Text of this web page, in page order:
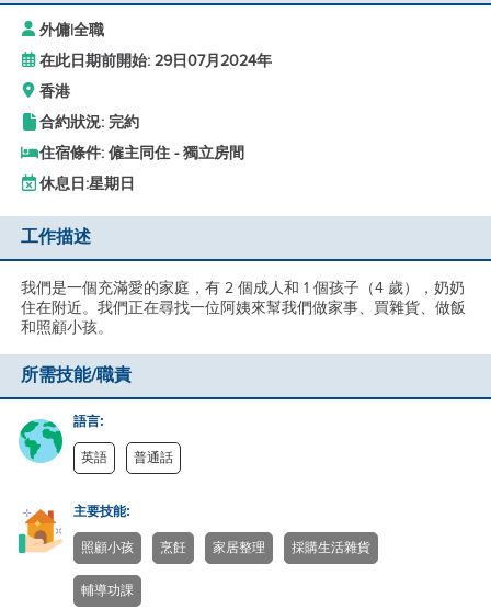
外傭|全職
在此日期前開始: 29日07月2024年
香港
合約狀況: 完約
住宿條件: 僱主同住 - 獨立房間
休息日:星期日
工作描述
我們是一個充滿愛的家庭，有 2 個成人和 1 個孩子（4 歲），奶奶
住在附近。我們正在尋找一位阿姨來幫我們做家事、買雜貨、做飯
和照顧小孩。
所需技能/職責
語言:
英語 普通話
主要技能:
照顧小孩 烹飪 家居整理 採購生活雜貨
輔導功課